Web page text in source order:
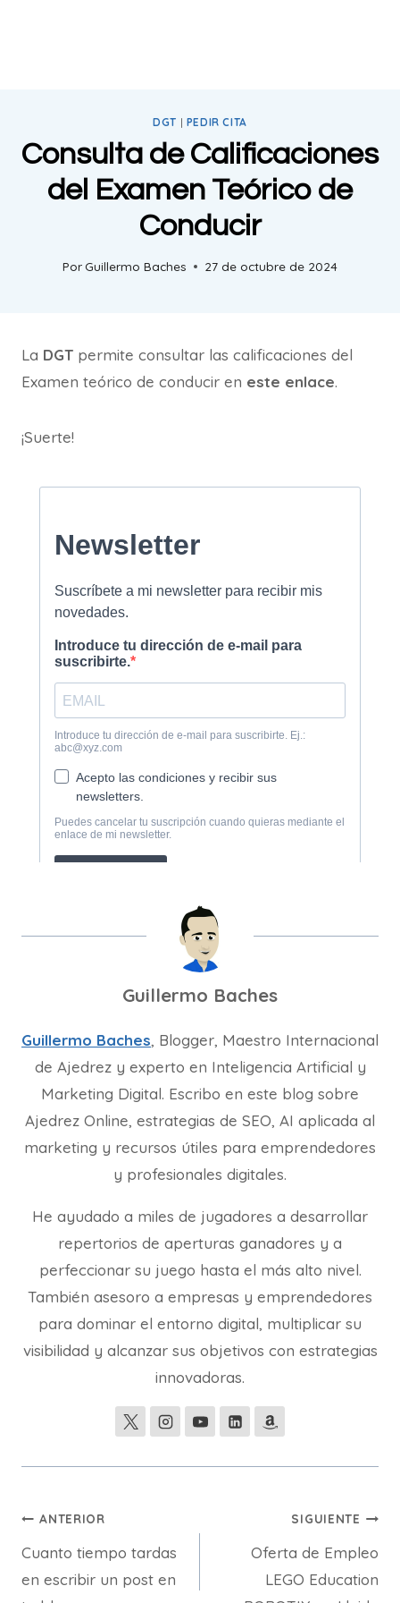
DGT | PEDIR CITA
Consulta de Calificaciones
del Examen Teórico de
Conducir
PorGuillermo Baches 27 de octubre de 2024
La DGT permite consultar las calificaciones del
Examen teórico de conducir en este enlace.
¡Suerte!
Guillermo Baches
Guillermo Baches, Blogger, Maestro Internacional
de Ajedrez y experto en Inteligencia Artificial y
Marketing Digital. Escribo en este blog sobre
Ajedrez Online, estrategias de SEO, AI aplicada al
marketing y recursos útiles para emprendedores
y profesionales digitales.
He ayudado a miles de jugadores a desarrollar
repertorios de aperturas ganadores y a
perfeccionar su juego hasta el más alto nivel.
También asesoro a empresas y emprendedores
para dominar el entorno digital, multiplicar su
visibilidad y alcanzar sus objetivos con estrategias
innovadoras.
Navegación
de
entradas
ANTERIOR
Cuanto tiempo tardas
en escribir un post en
SIGUIENTE
Oferta de Empleo
LEGO Education